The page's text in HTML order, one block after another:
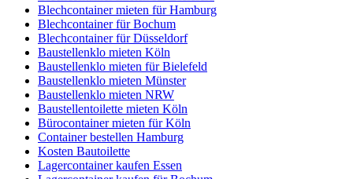
Blechcontainer mieten für Hamburg
Blechcontainer für Bochum
Blechcontainer für Düsseldorf
Baustellenklo mieten Köln
Baustellenklo mieten für Bielefeld
Baustellenklo mieten Münster
Baustellenklo mieten NRW
Baustellentoilette mieten Köln
Bürocontainer mieten für Köln
Container bestellen Hamburg
Kosten Bautoilette
Lagercontainer kaufen Essen